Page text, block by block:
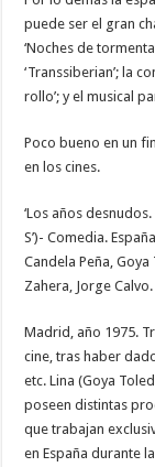
puede ser el gran
‘Noches de
‘Transsiberian’; la
rollo’; y el musical
Poco bueno en un
en los cines.
‘Los años
S’)- Comedia.
Candela Peña,
Zahera, Jorge Calvo.
Madrid, año 1975.
cine, tras haber
etc. Lina (Goya
poseen distintas
que trabajan
en España durante